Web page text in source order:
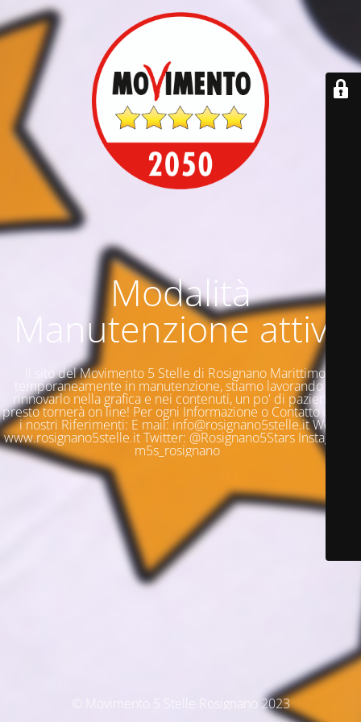
Modalità
Manutenzione attiva
Il sito del Movimento 5 Stelle di Rosignano Marittimo è
temporaneamente in manutenzione, stiamo lavorando per
rinnovarlo nella grafica e nei contenuti, un po' di pazienza e
presto tornerà on line! Per ogni Informazione o Contatto questi
i nostri Riferimenti: E mail: info@rosignano5stelle.it Web:
www.rosignano5stelle.it Twitter: @Rosignano5Stars Instagram:
m5s_rosignano
© Movimento 5 Stelle Rosignano 2023